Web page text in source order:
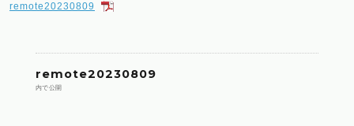
remote20230809
投
remote20230809
内で公開